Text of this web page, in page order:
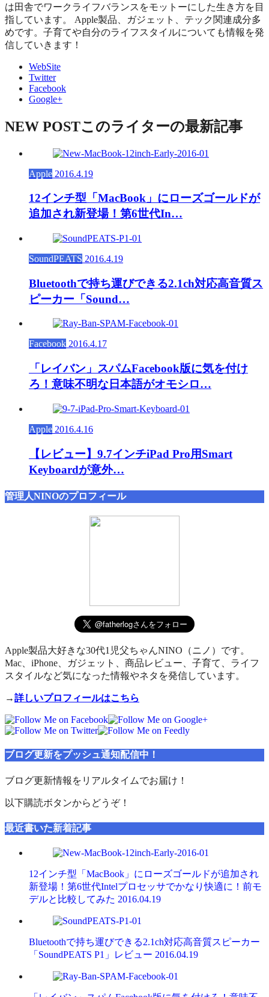
は田舎でワークライフバランスをモットーにした生き方を目
指しています。 Apple製品、ガジェット、テック関連成分多
めです。子育てや自分のライフスタイルについても情報を発
信していきます！
WebSite
Twitter
Facebook
Google+
NEW POSTこのライターの最新記事
Apple 2016.4.19
12インチ型「MacBook」にローズゴールドが
追加され新登場！第6世代In…
SoundPEATS 2016.4.19
Bluetoothで持ち運びできる2.1ch対応高音質ス
ピーカー「Sound…
Facebook 2016.4.17
「レイバン」スパムFacebook版に気を付け
ろ！意味不明な日本語がオモシロ…
Apple 2016.4.16
【レビュー】9.7インチiPad Pro用Smart
Keyboardが意外…
管理人NINOのプロフィール
Apple製品大好きな30代1児父ちゃんNINO（ニノ）です。
Mac、iPhone、ガジェット、商品レビュー、子育て、ライフ
スタイルなど気になった情報やネタを発信しています。
→詳しいプロフィールはこちら
ブログ更新をプッシュ通知配信中！
ブログ更新情報をリアルタイムでお届け！
以下購読ボタンからどうぞ！
最近書いた新着記事
12インチ型「MacBook」にローズゴールドが追加され
新登場！第6世代Intelプロセッサでかなり快適に！前モ
デルと比較してみた 2016.04.19
Bluetoothで持ち運びできる2.1ch対応高音質スピーカー
「SoundPEATS P1」レビュー 2016.04.19